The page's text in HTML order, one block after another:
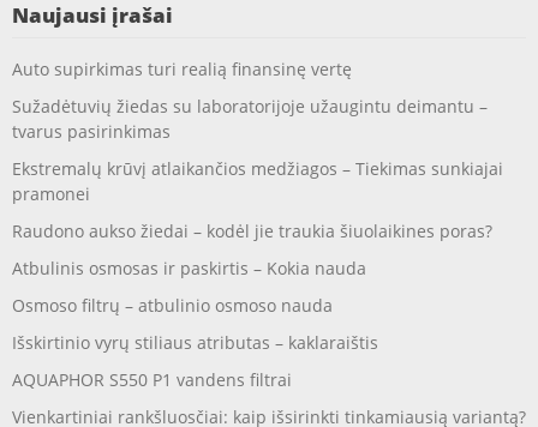
Naujausi įrašai
Auto supirkimas turi realią finansinę vertę
Sužadėtuvių žiedas su laboratorijoje užaugintu deimantu –
tvarus pasirinkimas
Ekstremalų krūvį atlaikančios medžiagos – Tiekimas sunkiajai
pramonei
Raudono aukso žiedai – kodėl jie traukia šiuolaikines poras?
Atbulinis osmosas ir paskirtis – Kokia nauda
Osmoso filtrų – atbulinio osmoso nauda
Išskirtinio vyrų stiliaus atributas – kaklaraištis
AQUAPHOR S550 P1 vandens filtrai
Vienkartiniai rankšluosčiai: kaip išsirinkti tinkamiausią variantą?